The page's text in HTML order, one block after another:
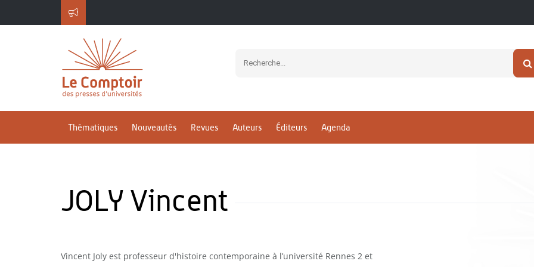
Thématiques Nouveautés Revues Auteurs Éditeurs Agenda
JOLY Vincent
Vincent Joly est professeur d'histoire contemporaine à l’université Rennes 2 et